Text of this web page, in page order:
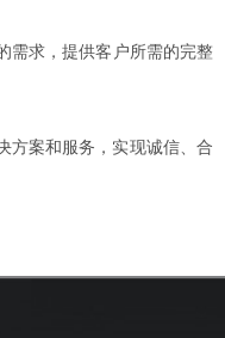
需求，提供客户所需的完整
方案和服务，实现诚信、合